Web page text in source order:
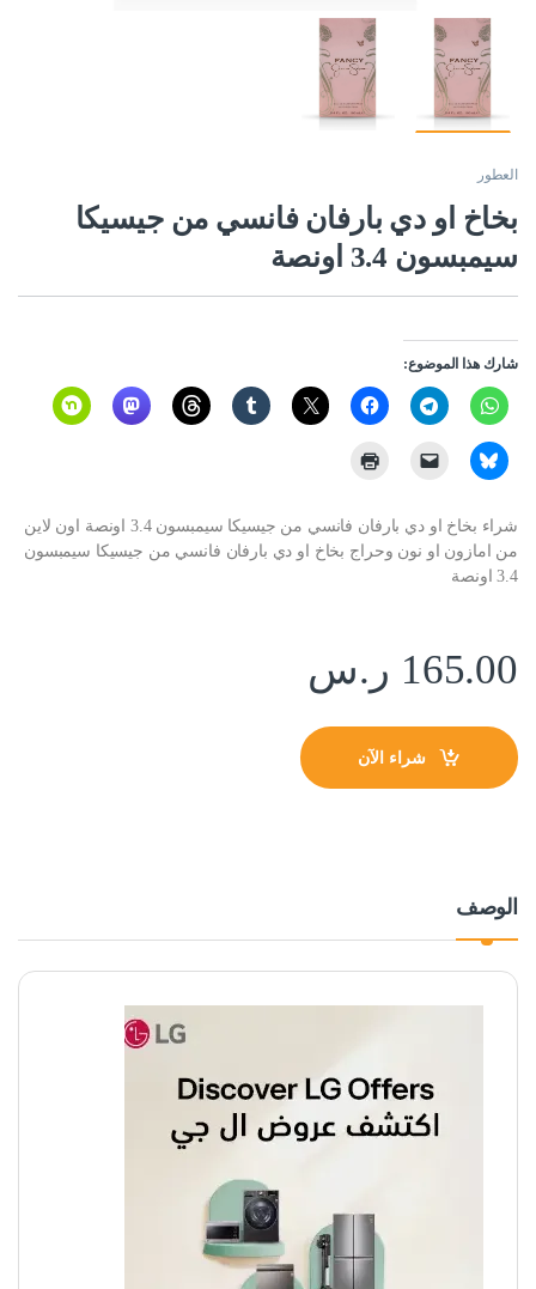
العطور
بخاخ او دي بارفان فانسي من جيسيكا
سيمبسون 3.4 اونصة
شارك هذا الموضوع:
شراء بخاخ او دي بارفان فانسي من جيسيكا سيمبسون 3.4 اونصة اون لاين
من امازون او نون وحراج بخاخ او دي بارفان فانسي من جيسيكا سيمبسون
3.4 اونصة
165.00 ر.س
شراء الآن
الوصف